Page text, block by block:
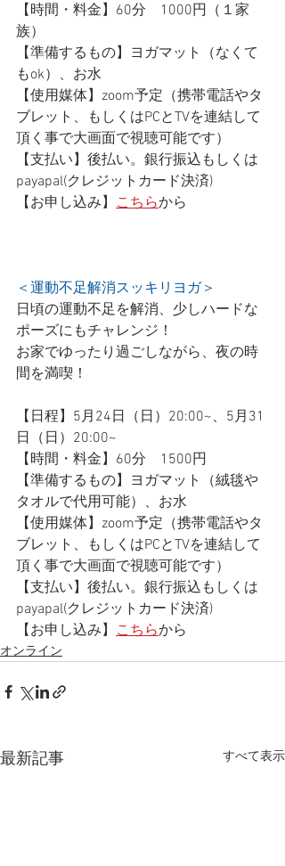
【時間・料金】60分　1000円（１家
族）
【準備するもの】ヨガマット（なくて
もok）、お水
【使用媒体】zoom予定（携帯電話やタ
ブレット、もしくはPCとTVを連結して
頂く事で大画面で視聴可能です）
【支払い】後払い。銀行振込もしくは
payapal(クレジットカード決済)
【お申し込み】 こちらから
＜運動不足解消スッキリヨガ＞
日頃の運動不足を解消、少しハードな
ポーズにもチャレンジ！
お家でゆったり過ごしながら、夜の時
間を満喫！
【日程】5月24日（日）20:00~、 5月31
日（日）20:00~
【時間・料金】60分　1500円
【準備するもの】ヨガマット（絨毯や
タオルで代用可能）、お水
【使用媒体】zoom予定（携帯電話やタ
ブレット、もしくはPCとTVを連結して
頂く事で大画面で視聴可能です）
【支払い】後払い。銀行振込もしくは
payapal(クレジットカード決済)
【お申し込み】 こちらから
オンライン
最新記事 すべて表示